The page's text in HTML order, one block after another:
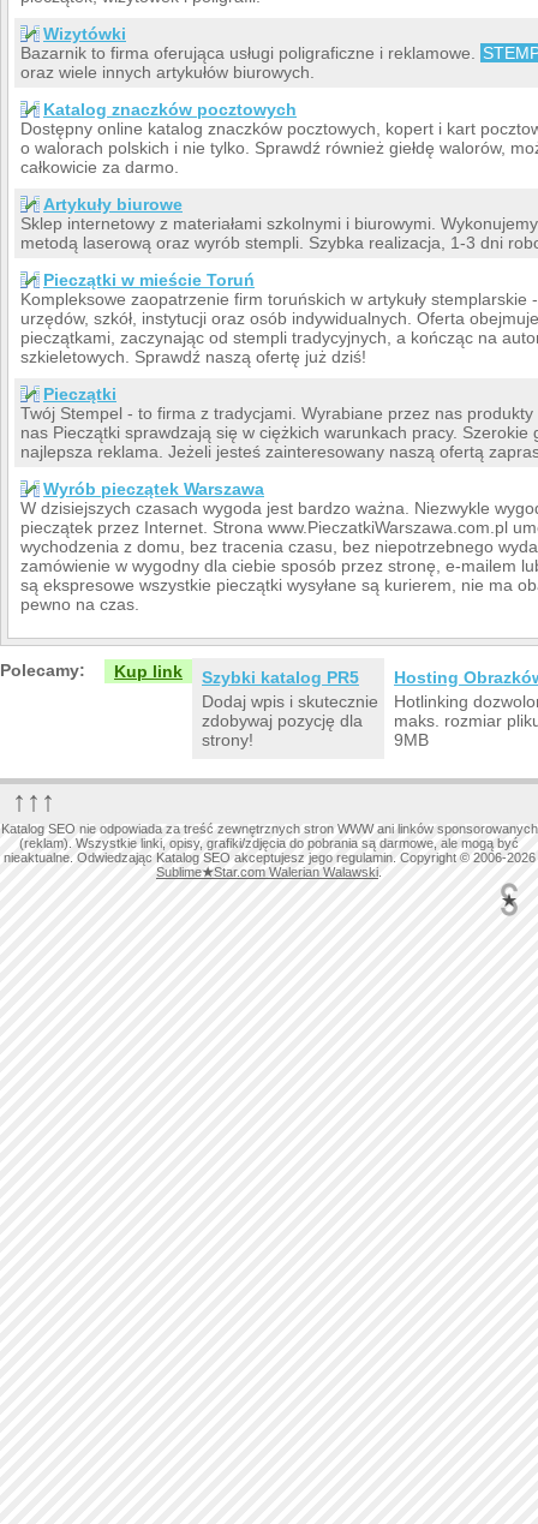
Wizytówki
Bazarnik to firma oferująca usługi poligraficzne i reklamowe.
oraz wiele innych artykułów biurowych.
Katalog znaczków pocztowych
Dostępny online katalog znaczków pocztowych, kopert i kart
o walorach polskich i nie tylko. Sprawdź również giełdę walorów,
całkowicie za darmo.
Artykuły biurowe
Sklep internetowy z materiałami szkolnymi i biurowymi.
metodą laserową oraz wyrób stempli. Szybka realizacja, 1-3 dni
Pieczątki w mieście Toruń
Kompleksowe zaopatrzenie firm toruńskich w artykuły
urzędów, szkół, instytucji oraz osób indywidualnych. Oferta
pieczątkami, zaczynając od stempli tradycyjnych, a kończąc na
szkieletowych. Sprawdź naszą ofertę już dziś!
Pieczątki
Twój Stempel - to firma z tradycjami. Wyrabiane przez nas produkty
nas Pieczątki sprawdzają się w ciężkich warunkach pracy. Szerokie
najlepsza reklama. Jeżeli jesteś zainteresowany naszą ofertą
Wyrób pieczątek Warszawa
W dzisiejszych czasach wygoda jest bardzo ważna. Niezwykle
pieczątek przez Internet. Strona www.PieczatkiWarszawa.com.pl
wychodzenia z domu, bez tracenia czasu, bez niepotrzebnego
zamówienie w wygodny dla ciebie sposób przez stronę, e-mailem
są ekspresowe wszystkie pieczątki wysyłane są kurierem, nie ma
pewno na czas.
Polecamy: Kup link
Szybki katalog PR5
Dodaj wpis i skutecznie
zdobywaj pozycję dla
strony!
Hosting
Hotlinking
maks. rozmiar
9MB
↑↑↑
Katalog SEO nie odpowiada za treść zewnętrznych stron WWW ani linków sponsorowanych
(reklam). Wszystkie linki, opisy, grafiki/zdjęcia do pobrania są darmowe, ale mogą być
nieaktualne. Odwiedzając Katalog SEO akceptujesz jego regulamin. Copyright © 2006-2026
Sublime★Star.com Walerian Walawski